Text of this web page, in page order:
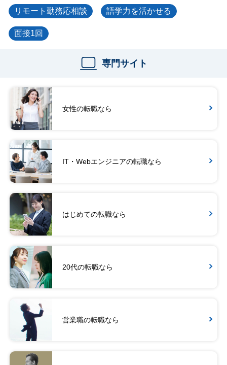
リモート勤務応相談 語学力を活かせる
面接1回
専門サイト
女性の転職なら
IT・Webエンジニアの転職なら
はじめての転職なら
20代の転職なら
営業職の転職なら